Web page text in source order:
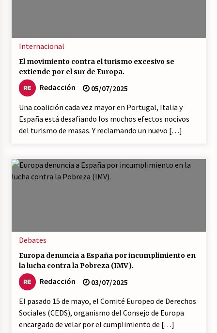
Internacional
El movimiento contra el turismo excesivo se
extiende por el sur de Europa.
Redacción
05/07/2025
Una coalición cada vez mayor en Portugal, Italia y
España está desafiando los muchos efectos nocivos
del turismo de masas. Y reclamando un nuevo […]
Debates
Europa denuncia a España por incumplimiento en
la lucha contra la Pobreza (IMV).
Redacción
03/07/2025
El pasado 15 de mayo, el Comité Europeo de Derechos
Sociales (CEDS), organismo del Consejo de Europa
encargado de velar por el cumplimiento de […]